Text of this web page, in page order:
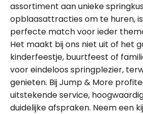
assortiment aan unieke
opblaasattracties om te huren,
perfecte match voor ieder
Het maakt bij ons niet uit of het
kinderfeestje, buurtfeest of
voor eindeloos springplezier,
genieten. Bij Jump & More
uitstekende service,
duidelijke afspraken. Neem een